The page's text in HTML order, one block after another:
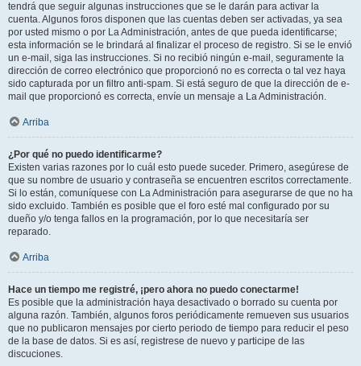
tendrá que seguir algunas instrucciones que se le darán para activar la
cuenta. Algunos foros disponen que las cuentas deben ser activadas, ya sea
por usted mismo o por La Administración, antes de que pueda identificarse;
esta información se le brindará al finalizar el proceso de registro. Si se le envió
un e-mail, siga las instrucciones. Si no recibió ningún e-mail, seguramente la
dirección de correo electrónico que proporcionó no es correcta o tal vez haya
sido capturada por un filtro anti-spam. Si está seguro de que la dirección de e-
mail que proporcionó es correcta, envíe un mensaje a La Administración.
Arriba
¿Por qué no puedo identificarme?
Existen varias razones por lo cuál esto puede suceder. Primero, asegúrese de
que su nombre de usuario y contraseña se encuentren escritos correctamente.
Si lo están, comuníquese con La Administración para asegurarse de que no ha
sido excluido. También es posible que el foro esté mal configurado por su
dueño y/o tenga fallos en la programación, por lo que necesitaría ser
reparado.
Arriba
Hace un tiempo me registré, ¡pero ahora no puedo conectarme!
Es posible que la administración haya desactivado o borrado su cuenta por
alguna razón. También, algunos foros periódicamente remueven sus usuarios
que no publicaron mensajes por cierto periodo de tiempo para reducir el peso
de la base de datos. Si es así, registrese de nuevo y participe de las
discuciones.